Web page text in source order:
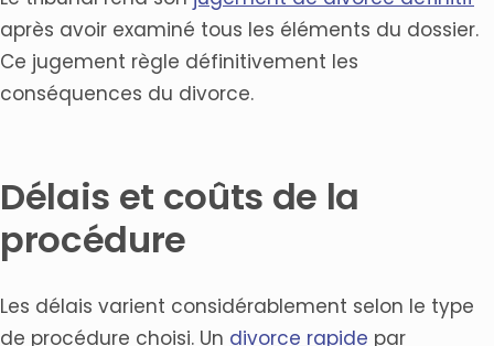
après avoir examiné tous les éléments du dossier.
Ce jugement règle définitivement les
conséquences du divorce.
Délais et coûts de la
procédure
Les délais varient considérablement selon le type
de procédure choisi. Un divorce rapide par